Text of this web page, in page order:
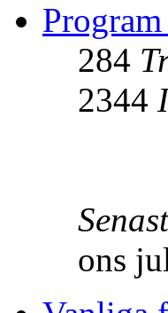
284
2344
ons